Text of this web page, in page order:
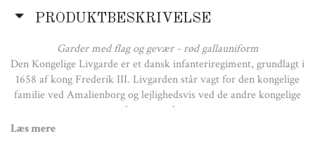
PRODUKTBESKRIVELSE
Garder med flag og gevær - rød gallauniform
Den Kongelige Livgarde er et dansk infanteriregiment, grundlagt i
1658 af kong Frederik III. Livgarden står vagt for den kongelige
familie ved Amalienborg og lejlighedsvis ved de andre kongelige
slotte og palæer.
Den røde, ceremonielle uniform bæres ved særlige lejligheder og
Læs mere